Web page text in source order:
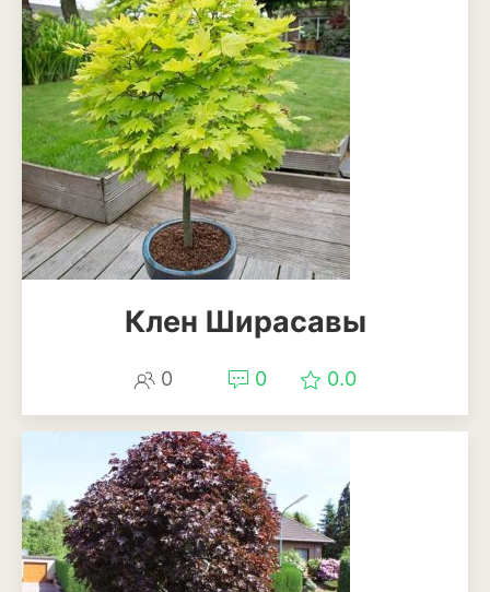
Клен Ширасавы
0 0 0.0